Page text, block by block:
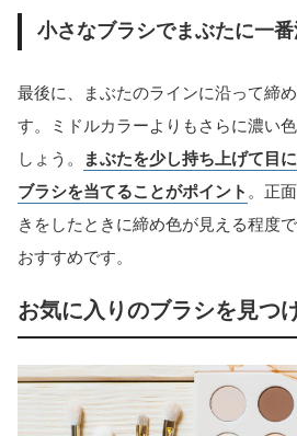
小さなブラシでまぶたに一
最後に、まぶたのラインに沿って締
す。ミドルカラーよりもさらに濃い
しょう。
まぶたを少し持ち上げて目
ブラシを当てることがポイント 。正
きをしたときに締め色が見える程度
おすすめです。
お気に入りのブラシを見つ